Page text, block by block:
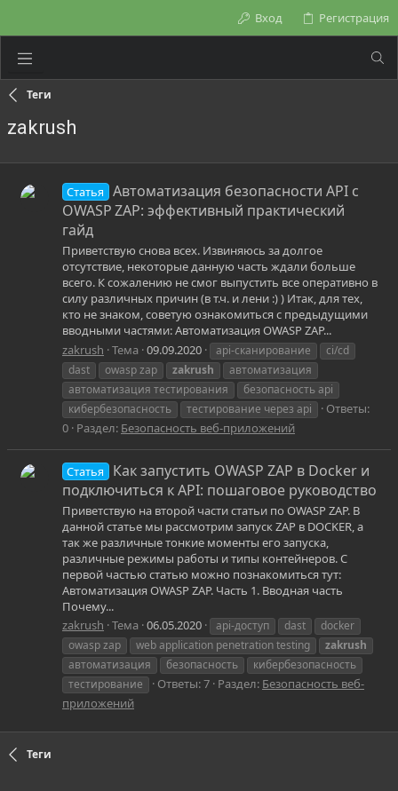
Вход Регистрация
Теги
zakrush
Статья
Автоматизация безопасности API с
OWASP ZAP: эффективный практический
гайд
Приветствую снова всех. Извиняюсь за долгое
отсутствие, некоторые данную часть ждали больше
всего. К сожалению не смог выпустить все оперативно в
силу различных причин (в т.ч. и лени :) ) Итак, для тех,
кто не знаком, советую ознакомиться с предыдущими
вводными частями: Автоматизация OWASP ZAP...
zakrush Тема 09.09.2020 api‑сканирование
ci/cd
dast
owasp zap zakrush
автоматизация
автоматизация тестирования
безопасность api
кибербезопасность
тестирование через api
Ответы:
0 Раздел: Безопасность веб-приложений
Статья
Как запустить OWASP ZAP в Docker и
подключиться к API: пошаговое руководство
Приветствую на второй части статьи по OWASP ZAP. В
данной статье мы рассмотрим запуск ZAP в DOCKER, а
так же различные тонкие моменты его запуска,
различные режимы работы и типы контейнеров. С
первой частью статью можно познакомиться тут:
Автоматизация OWASP ZAP. Часть 1. Вводная часть
Почему...
zakrush Тема 06.05.2020 api‑доступ dast
docker
owasp zap
web application penetration testing
zakrush
автоматизация
безопасность
кибербезопасность
тестирование
Ответы: 7 Раздел: Безопасность веб-
приложений
Теги